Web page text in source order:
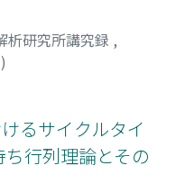
析研究所講究録 ,
)
るサイクルタイ
行列理論とその